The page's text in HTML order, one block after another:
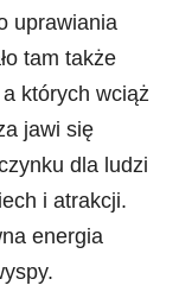
uprawiania
tam także
których wciąż
jawi się
dla ludzi
i atrakcji.
energia